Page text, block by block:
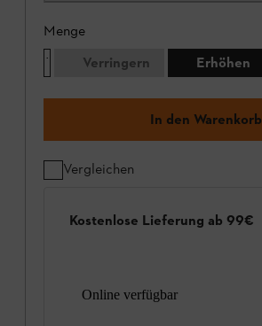
Menge
Verringern
Erhöhen
In den Warenkorb
Vergleichen
Kostenlose Lieferung ab 99€
Online verfügbar